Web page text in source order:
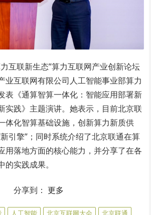
互联新生态”算力互联网产业创新论坛
业互联网有限公司人工智能事业部算力
表《通算智算一体化：智能应用部署新
实践》主题演讲。她表示，目前北京联
体化智算基础设施，创新算力新质供
引擎”；同时系统介绍了北京联通在算
用落地方面的核心能力，并分享了在各
实践成果。
分享到： 更多
人工智能 北京互联网大会 北京联通